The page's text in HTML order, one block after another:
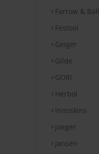
Farrow & Ball
Festool
Geiger
Gilde
GORI
Herbol
Innoskins
Jaeger
Jansen